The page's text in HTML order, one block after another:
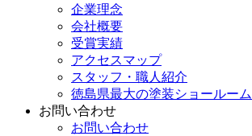
企業理念
会社概要
受賞実績
アクセスマップ
スタッフ・職人紹介
徳島県最大の塗装ショールーム
お問い合わせ
お問い合わせ